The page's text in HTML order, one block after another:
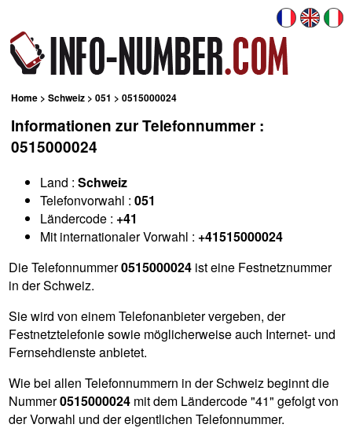
Home >Schweiz >051 > 0515000024
Informationen zur Telefonnummer :
0515000024
Land :Schweiz
Telefonvorwahl :051
Ländercode : +41
Mit internationaler Vorwahl : +41515000024
Die Telefonnummer0515000024 ist eine Festnetznummer
in der Schweiz.
Sie wird von einem Telefonanbieter vergeben, der
Festnetztelefonie sowie möglicherweise auch Internet- und
Fernsehdienste anbietet.
Wie bei allen Telefonnummern in der Schweiz beginnt die
Nummer0515000024 mit dem Ländercode "41" gefolgt von
der Vorwahl und der eigentlichen Telefonnummer.